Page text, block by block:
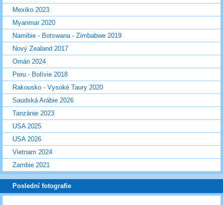
Mexiko 2023
Myanmar 2020
Namibie - Botswana - Zimbabwe 2019
Nový Zealand 2017
Omán 2024
Peru - Bolívie 2018
Rakousko - Vysoké Taury 2020
Saudská Arábie 2026
Tanzánie 2023
USA 2025
USA 2026
Vietnam 2024
Zambie 2021
Poslední fotografie